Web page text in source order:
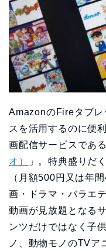
AmazonのFireタブ
スを活用するのに便
画配信サービスである
オ）
」。特典盛りだ
（月額500円又は年
画・ドラマ・バラエ
動画が見放題となる
ンツだけではなく子
ノ、動物モノのTVア